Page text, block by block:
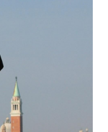
delle 130
Internazionali-
con più di 2000
e il Concorso
2006 con
dal 1992 ha
musicisti e letterati
Settimana
Festspiele.